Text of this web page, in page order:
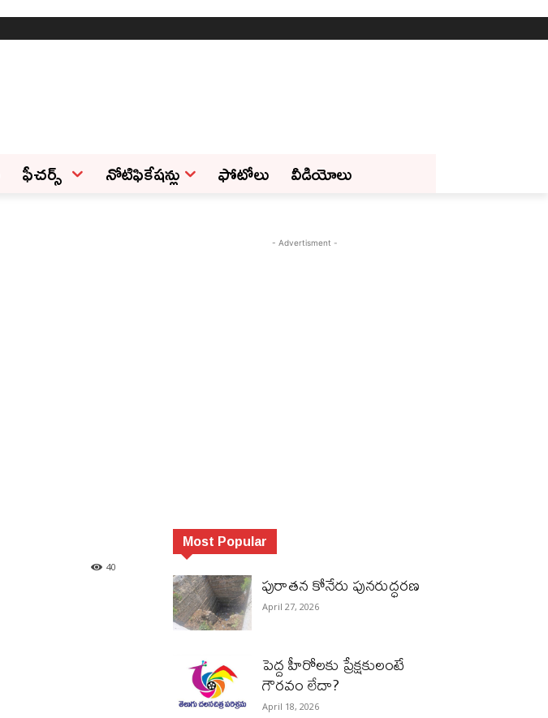
ఫీచ‌ర్స్ ‌ నోటిఫికేషన్లు ఫోటోలు వీడియోలు
40
- Advertisment -
Most Popular
పురాత‌న కోనేరు పున‌రుద్ధ‌ర‌ణ
April 27, 2026
పెద్ద హీరోల‌కు ప్రేక్ష‌కులంటే
గౌర‌వం లేదా?
April 18, 2026